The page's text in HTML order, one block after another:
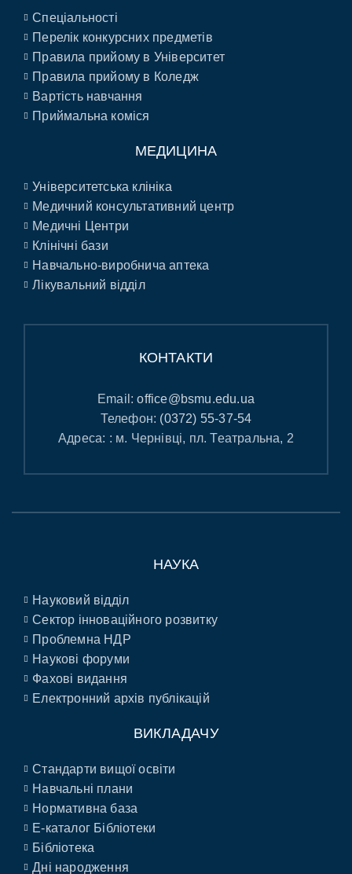
Спеціальності
Перелік конкурсних предметів
Правила прийому в Університет
Правила прийому в Коледж
Вартість навчання
Приймальна коміся
МЕДИЦИНА
Університетська клініка
Медичний консультативний центр
Медичні Центри
Клінічні бази
Навчально-виробнича аптека
Лікувальний відділ
КОНТАКТИ
Email:office@bsmu.edu.ua
Телефон: (0372) 55-37-54
Адреса: : м. Чернівці, пл. Театральна, 2
НАУКА
Науковий відділ
Сектор інноваційного розвитку
Проблемна НДР
Наукові форуми
Фахові видання
Електронний архів публікацій
ВИКЛАДАЧУ
Стандарти вищої освіти
Навчальні плани
Нормативна база
E-каталог Бібліотеки
Бібліотека
Дні народження